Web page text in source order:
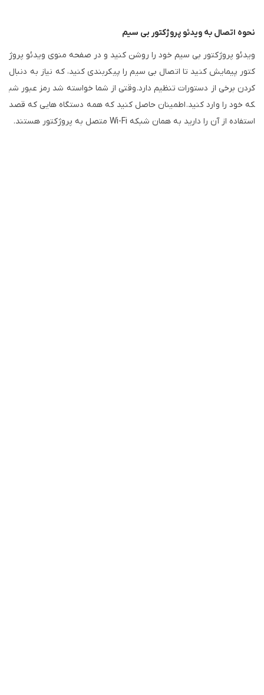
نحوه اتصال به ویدئو پروژکتور بی سیم
ویدئو پروژکتور بی سیم خود را روشن کنید و در صفحه منوی ویدئو پروژ
کتور پیمایش کنید تا اتصال بی سیم را پیکربندی کنید، که نیاز به دنبال
کردن برخی از دستورات تنظیم دارد.وقتی از شما خواسته شد رمز عبور شب
که خود را وارد کنید.اطمینان حاصل کنید که همه دستگاه هایی که قصد
استفاده از آن را دارید به همان شبکه Wi-Fi متصل به پروژکتور هستند.